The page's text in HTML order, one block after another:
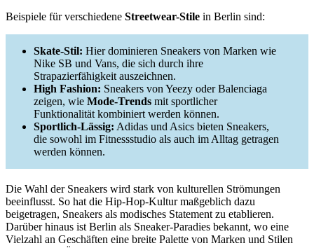
Beispiele für verschiedene Streetwear-Stile in Berlin sind:
Skate-Stil: Hier dominieren Sneakers von Marken wie
Nike SB und Vans, die sich durch ihre
Strapazierfähigkeit auszeichnen.
High Fashion: Sneakers von Yeezy oder Balenciaga
zeigen, wie Mode-Trends mit sportlicher
Funktionalität kombiniert werden können.
Sportlich-Lässig: Adidas und Asics bieten Sneakers,
die sowohl im Fitnessstudio als auch im Alltag getragen
werden können.
Die Wahl der Sneakers wird stark von kulturellen Strömungen
beeinflusst. So hat die Hip-Hop-Kultur maßgeblich dazu
beigetragen, Sneakers als modisches Statement zu etablieren.
Darüber hinaus ist Berlin als Sneaker-Paradies bekannt, wo eine
Vielzahl an Geschäften eine breite Palette von Marken und Stilen